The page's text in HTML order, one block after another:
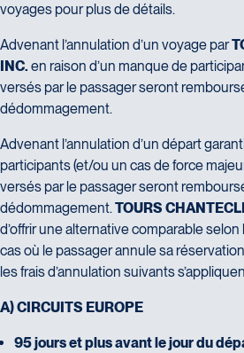
voyages pour plus de détails.
Advenant l’annulation d’un voyage par
INC. en raison d’un manque de
versés par le passager seront
dédommagement.
Advenant l’annulation d’un départ
participants (et/ou un cas de force
versés par le passager seront
dédommagement.TOURS
d’offrir une alternative comparable
cas où le passager annule sa
les frais d’annulation suivants
A) CIRCUITS EUROPE
95 jours et plus avant le jour du